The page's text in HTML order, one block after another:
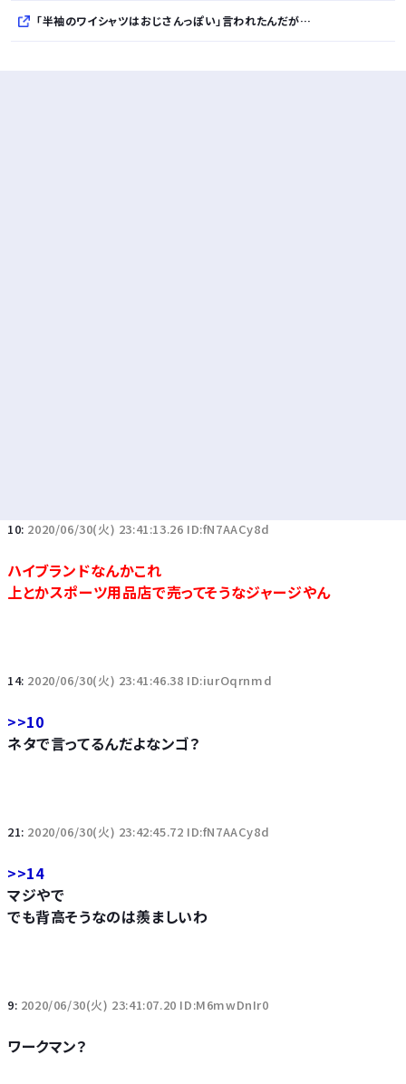
「半袖のワイシャツはおじさんっぽい」言われたんだが…
10: 2020/06/30(火) 23:41:13.26 ID:fN7AACy8d
ハイブランドなんかこれ
上とかスポーツ用品店で売ってそうなジャージやん
14: 2020/06/30(火) 23:41:46.38 ID:iurOqrnmd
>>10
ネタで言ってるんだよなンゴ？
21: 2020/06/30(火) 23:42:45.72 ID:fN7AACy8d
>>14
マジやで
でも背高そうなのは羨ましいわ
9: 2020/06/30(火) 23:41:07.20 ID:M6mwDnIr0
ワークマン？